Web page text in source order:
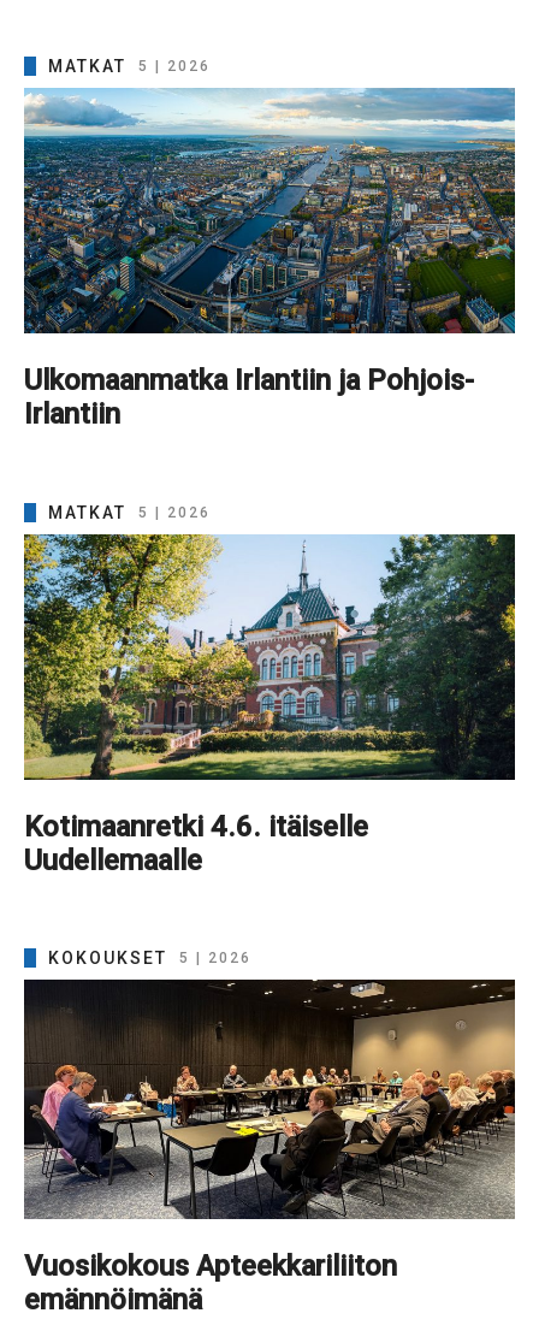
MATKAT 5 | 2026
Ulkomaanmatka Irlantiin ja Pohjois-
Irlantiin
MATKAT 5 | 2026
Kotimaanretki 4.6. itäiselle
Uudellemaalle
KOKOUKSET 5 | 2026
Vuosikokous Apteekkariliiton
emännöimänä